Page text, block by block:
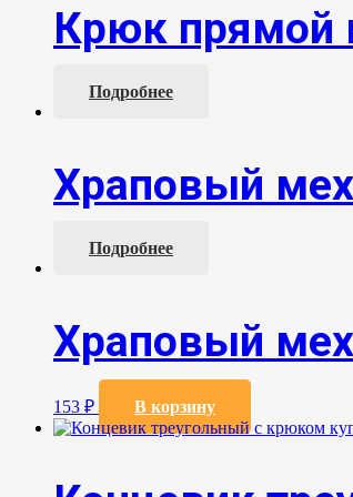
Крюк прямой
Подробнее
Храповый
Подробнее
Храповый
153 ₽ В корзину